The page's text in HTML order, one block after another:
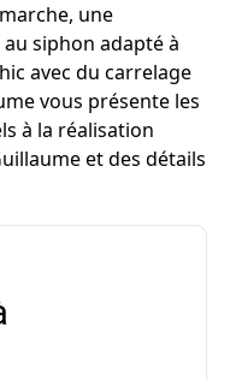
une
siphon adapté à
avec du carrelage
vous présente les
à la réalisation
et des détails